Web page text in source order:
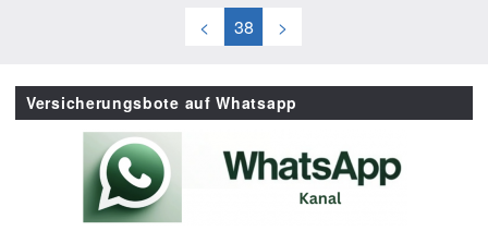
< 38 >
Versicherungsbote auf Whatsapp